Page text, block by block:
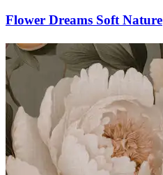
Flower Dreams Soft Nature